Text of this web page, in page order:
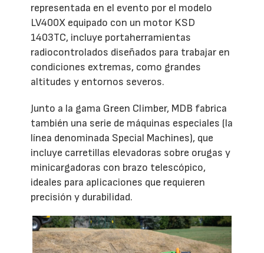
representada en el evento por el modelo
LV400X equipado con un motor KSD
1403TC, incluye portaherramientas
radiocontrolados diseñados para trabajar en
condiciones extremas, como grandes
altitudes y entornos severos.
Junto a la gama Green Climber, MDB fabrica
también una serie de máquinas especiales (la
línea denominada Special Machines), que
incluye carretillas elevadoras sobre orugas y
minicargadoras con brazo telescópico,
ideales para aplicaciones que requieren
precisión y durabilidad.